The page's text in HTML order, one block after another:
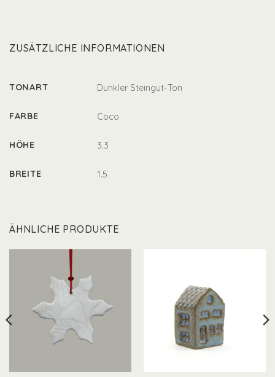
ZUSÄTZLICHE INFORMATIONEN
TONART Dunkler Steingut-Ton
FARBE Coco
HÖHE 3.3
BREITE 1.5
ÄHNLICHE PRODUKTE